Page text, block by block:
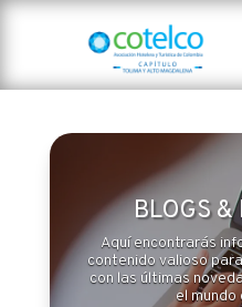
BLOGS &
Aquí encontrarás
contenido valioso
con las últimas
el